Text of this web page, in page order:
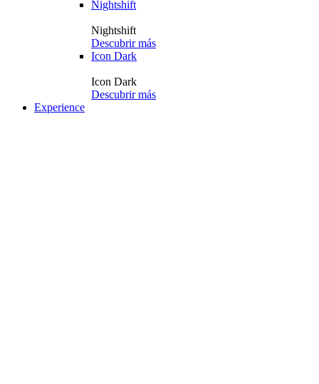
Nightshift
Nightshift
Descubrir más
Icon Dark
Icon Dark
Descubrir más
Experience